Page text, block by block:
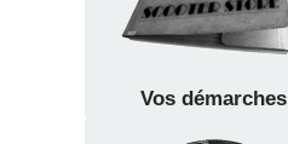
Vos démarches